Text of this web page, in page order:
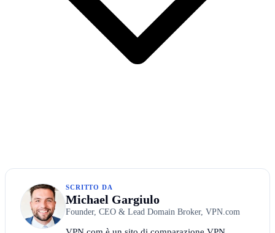
SCRITTO DA
Michael Gargiulo
Founder, CEO & Lead Domain Broker, VPN.com